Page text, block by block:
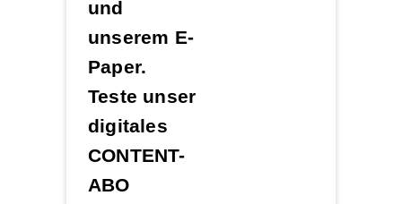
und
unserem E-
Paper.
Teste unser
digitales
CONTENT-
ABO